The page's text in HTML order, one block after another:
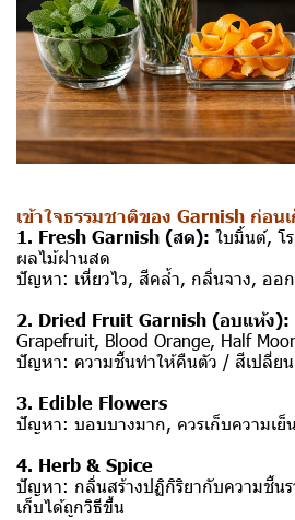
เข้าใจธรรมชาติของ Garnish ก่อน
1. Fresh Garnish (สด): ใบมิ้นต์, โ
ผลไม้ฝานสด
ปัญหา: เหี่ยวไว, สีคล้ำ, กลิ่นจาง, ออ
2. Dried Fruit Garnish (อบแห้ง):
Grapefruit, Blood Orange, Half
ปัญหา: ความชื้นทำให้คืนตัว / สีเปลี่ยน
3. Edible Flowers
ปัญหา: บอบบางมาก, ควรเก็บความเย็
4. Herb & Spice
ปัญหา: กลิ่นสร้างปฏิกิริยากับความชื้นร
เก็บได้ถูกวิธีขึ้น